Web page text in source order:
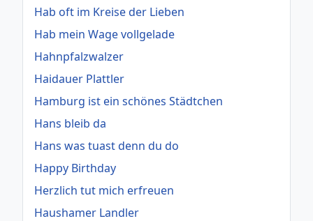
Hab oft im Kreise der Lieben
Hab mein Wage vollgelade
Hahnpfalzwalzer
Haidauer Plattler
Hamburg ist ein schönes Städtchen
Hans bleib da
Hans was tuast denn du do
Happy Birthday
Herzlich tut mich erfreuen
Haushamer Landler